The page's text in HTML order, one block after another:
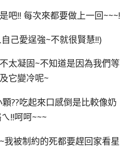
吧!! 每次來都要做上一回~~~!
己愛逞強~不就很賢慧!!)
太凝固~不知道是因為我們等
它變冷呢~
??吃起來口感倒是比較像奶
!!呵呵~~~
我被制約的死都要趕回家看星